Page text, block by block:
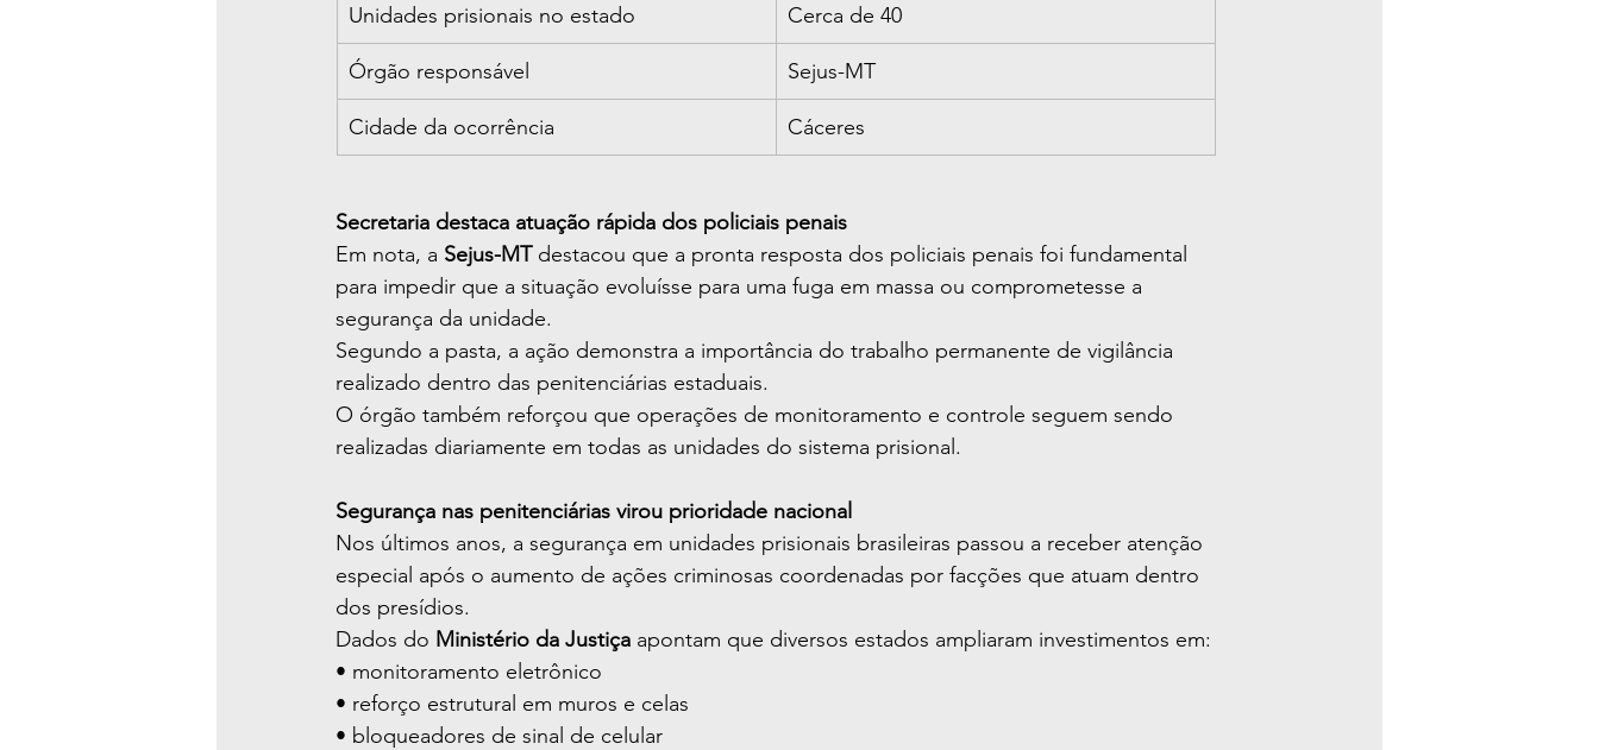
Unidades prisionais no estado Cerca de 40
Órgão responsável Sejus-MT
Cidade da ocorrência Cáceres
Secretaria destaca atuação rápida dos policiais penais
Em nota, a Sejus-MT destacou que a pronta resposta dos policiais penais foi fundamental
para impedir que a situação evoluísse para uma fuga em massa ou comprometesse a
segurança da unidade.
Segundo a pasta, a ação demonstra a importância do trabalho permanente de vigilância
realizado dentro das penitenciárias estaduais.
O órgão também reforçou que operações de monitoramento e controle seguem sendo
realizadas diariamente em todas as unidades do sistema prisional.
Segurança nas penitenciárias virou prioridade nacional
Nos últimos anos, a segurança em unidades prisionais brasileiras passou a receber atenção
especial após o aumento de ações criminosas coordenadas por facções que atuam dentro
dos presídios.
Dados do Ministério da Justiça apontam que diversos estados ampliaram investimentos em:
• monitoramento eletrônico
• reforço estrutural em muros e celas
• bloqueadores de sinal de celular